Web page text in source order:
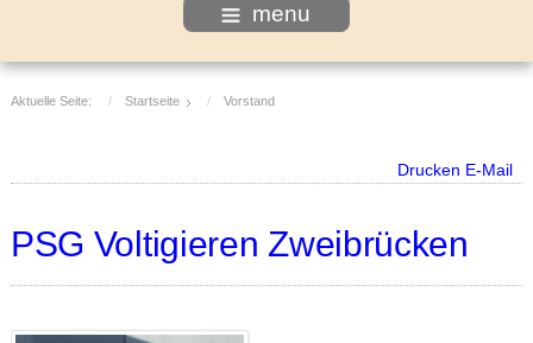
menu
Aktuelle Seite: Startseite Vorstand
Drucken E-Mail
PSG Voltigieren Zweibrücken